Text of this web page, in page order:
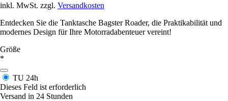
inkl. MwSt. zzgl. Versandkosten
Entdecken Sie die Tanktasche Bagster Roader, die Praktikabilität und
modernes Design für Ihre Motorradabenteuer vereint!
Größe
*
TU 24h
Dieses Feld ist erforderlich
Versand in 24 Stunden